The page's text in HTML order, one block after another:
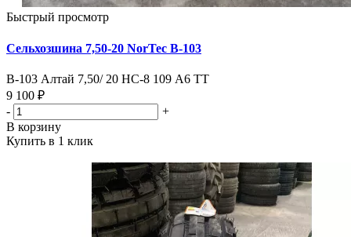
Быстрый просмотр
Сельхозшина 7,50-20 NorTec В-103
В-103 Алтай 7,50/ 20 HC-8 109 А6 TT
9 100 ₽
-
+
В корзину
Купить в 1 клик